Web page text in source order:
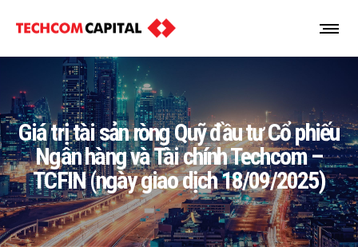
Giá trị tài sản ròng Quỹ đầu tư Cổ phiếu
Ngân hàng và Tài chính Techcom –
TCFIN (ngày giao dịch 18/09/2025)